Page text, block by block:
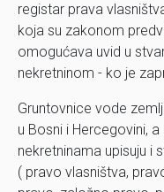
registar prava
koja su zakonom
omogućava uvid u
nekretninom - ko je
Gruntovnice vode
u Bosni i Hercegovini,
nekretninama upisuju i
( pravo vlasništva,